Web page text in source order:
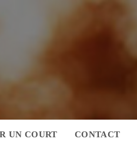
UN COURT CONTACT